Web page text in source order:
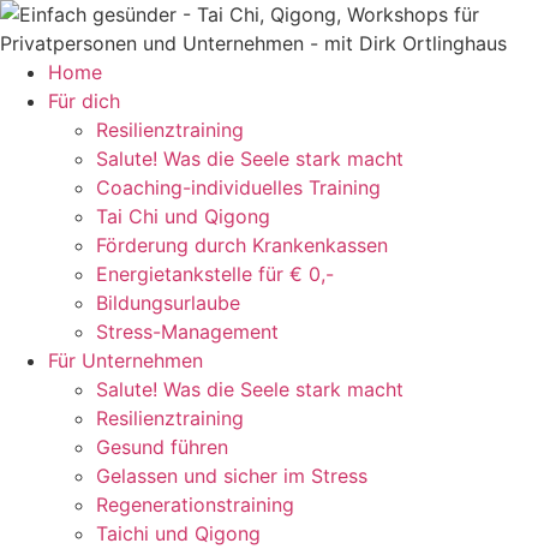
Zum
Inhalt
springenHome
Für dich
Resilienztraining
Salute! Was die Seele stark macht
Coaching-individuelles Training
Tai Chi und Qigong
Förderung durch Krankenkassen
Energietankstelle für € 0,-
Bildungsurlaube
Stress-Management
Für Unternehmen
Salute! Was die Seele stark macht
Resilienztraining
Gesund führen
Gelassen und sicher im Stress
Regenerationstraining
Taichi und Qigong